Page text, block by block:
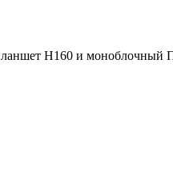
H160 и моноблочный